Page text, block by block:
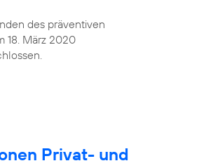
des präventiven
18. März 2020
Privat- und